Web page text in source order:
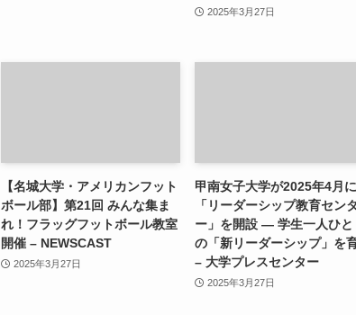
2025年3月27日
【名城大学・アメリカンフット
ボール部】第21回 みんな集ま
れ！フラッグフットボール教室
開催 – NEWSCAST
2025年3月27日
甲南女子大学が2025年4月に
「リーダーシップ教育セン
ー」を開設 ― 学生一人ひと
の「新リーダーシップ」を
– 大学プレスセンター
2025年3月27日